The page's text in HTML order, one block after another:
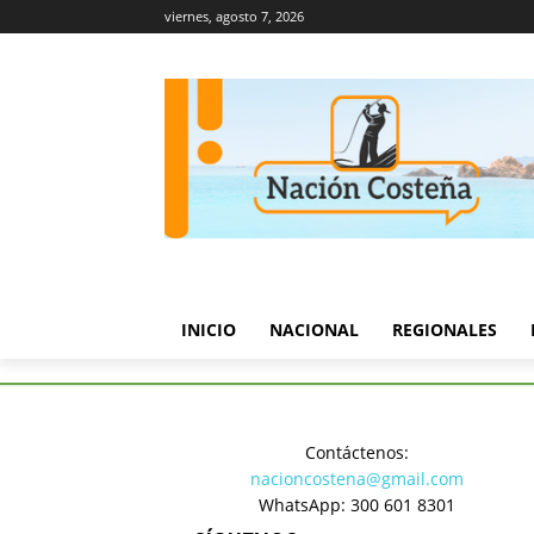
viernes, agosto 7, 2026
INICIO NACIONAL REGIONALES
Política
Contáctenos:
nacioncostena@gmail.com
WhatsApp: 300 601 8301